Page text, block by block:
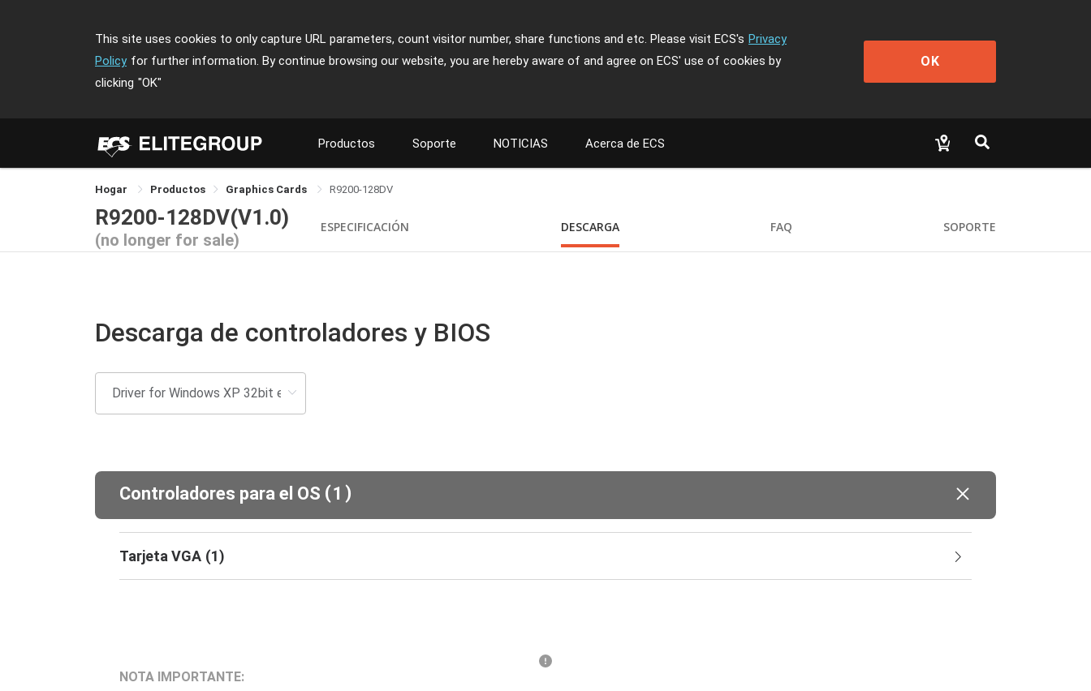
This site uses cookies to only capture URL parameters, count visitor number, share functions and etc. Please visit ECS's Privacy
Policy for further information. By continue browsing our website, you are hereby aware of and agree on ECS' use of cookies by
clicking "OK"
OK
Productos Soporte NOTICIAS Acerca de ECS
Hogar Productos Graphics Cards R9200-128DV
R9200-128DV(V1.0)
(no longer for sale)
ESPECIFICACIÓN DESCARGA FAQ SOPORTE
Descarga de controladores y BIOS
Controladores para el OS (1 )
Tarjeta VGA (1)
NOTA IMPORTANTE: